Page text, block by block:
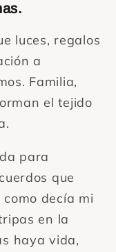
luces, regalos
a
Familia,
el tejido
para
que
decía mi
en la
haya vida,